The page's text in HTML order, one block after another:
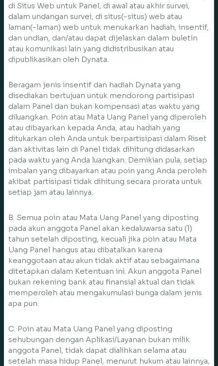
di Situs Web untuk Panel, di awal atau akhir survei,
dalam undangan survei, di situs(-situs) web atau
laman(-laman) web untuk menukarkan hadiah, insentif,
dan undian, dan/atau dapat dijelaskan dalam buletin
atau komunikasi lain yang didistribusikan atau
dipublikasikan oleh Dynata.
Beragam jenis insentif dan hadiah Dynata yang
disediakan bertujuan untuk mendorong partisipasi
dalam Panel dan bukan kompensasi atas waktu yang
diluangkan. Poin atau Mata Uang Panel yang diperoleh
atau dibayarkan kepada Anda, atau hadiah yang
ditukarkan oleh Anda untuk berpartisipasi dalam Riset
dan aktivitas lain di Panel tidak dihitung didasarkan
pada waktu yang Anda luangkan. Demikian pula, setiap
imbalan yang dibayarkan atau poin yang Anda peroleh
akibat partisipasi tidak dihitung secara prorata untuk
setiap jam atau lainnya.
B. Semua poin atau Mata Uang Panel yang diposting
pada akun anggota Panel akan kedaluwarsa satu (1)
tahun setelah diposting, kecuali jika poin atau Mata
Uang Panel hangus atau dibatalkan karena
keanggotaan atau akun tidak aktif atau sebagaimana
ditetapkan dalam Ketentuan ini. Akun anggota Panel
bukan rekening bank atau finansial aktual dan tidak
memperoleh atau mengakumulasi bunga dalam jenis
apa pun.
C. Poin atau Mata Uang Panel yang diposting
sehubungan dengan Aplikasi/Layanan bukan milik
anggota Panel, tidak dapat dialihkan selama atau
setelah masa hidup Panel, menurut hukum atau lainnya,